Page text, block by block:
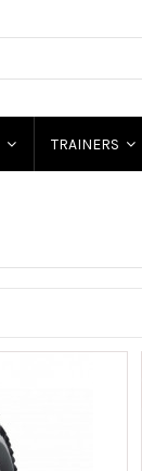
TRAINERS